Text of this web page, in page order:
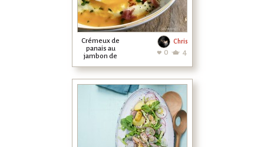
Crémeux de
panais au
jambon de
oeuf poché
Chris
0 4